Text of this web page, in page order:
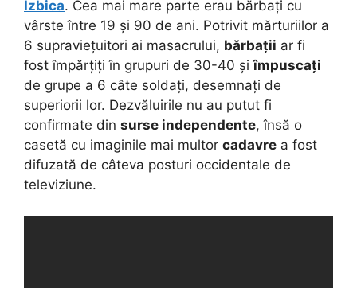
Izbica. Cea mai mare parte erau bărbați cu
vârste între 19 și 90 de ani. Potrivit mărturiilor a
6 supraviețuitori ai masacrului, bărbații ar fi
fost împărțiți în grupuri de 30-40 șiîmpuscați
de grupe a 6 câte soldați, desemnați de
superiorii lor. Dezvăluirile nu au putut fi
confirmate din surse independente, însă o
casetă cu imaginile mai multor cadavre a fost
difuzată de câteva posturi occidentale de
televiziune.